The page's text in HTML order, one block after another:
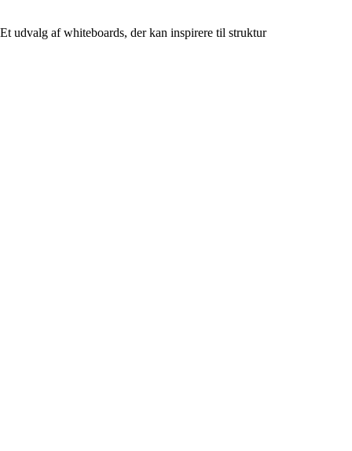
Et udvalg af whiteboards, der kan inspirere til struktur